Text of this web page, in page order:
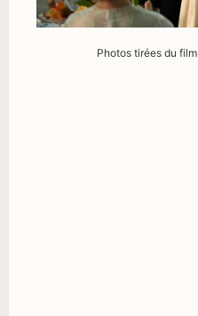
Photos tirées du film